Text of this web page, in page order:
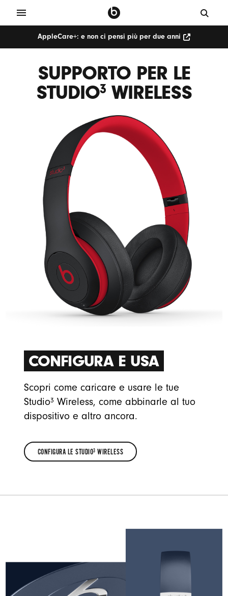
AppleCare+: e non ci pensi più per due anni
SUPPORTO PER LE
STUDIO3WIRELESS
CONFIGURA E USA
Scopri come caricare e usare le tue
Studio3 Wireless, come abbinarle al tuo
dispositivo e altro ancora.
CONFIGURA LE STUDIO3 WIRELESS
3